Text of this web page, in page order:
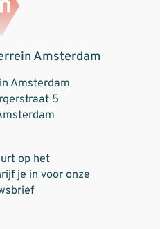
Amsterdam
Amsterdam
5
op het
je in voor onze